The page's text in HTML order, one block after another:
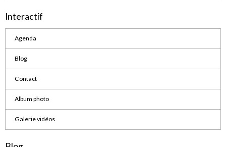
Interactif
Agenda
Blog
Contact
Album photo
Galerie vidéos